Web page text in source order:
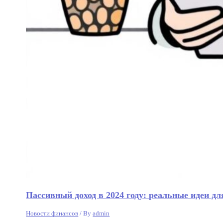
Пассивный доход в 2024 году: реальные идеи
Новости финансов / Byadmin